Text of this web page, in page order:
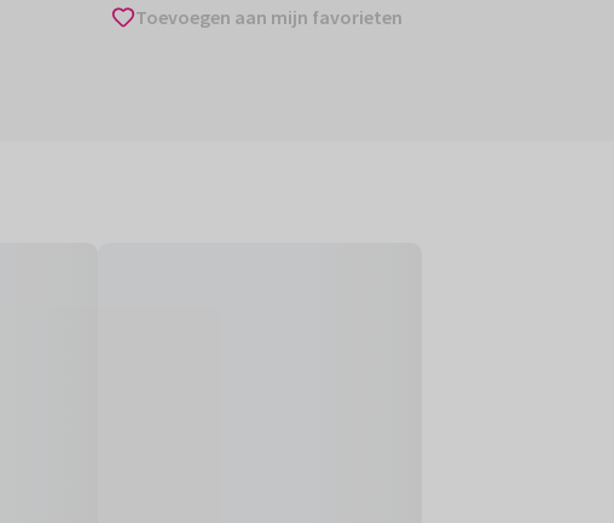
Toevoegen aan mijn favorieten